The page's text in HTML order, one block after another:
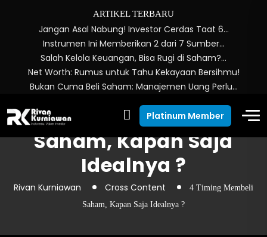
ARTIKEL TERBARU
Jangan Asal Nabung! Investor Cerdas Taat 6…
Instrumen Ini Memberikan 2 dari 7 Sumber…
Salah Kelola Keuangan, Bisa Rugi di Saham?…
Net Worth: Rumus untuk Tahu Kekayaan Bersihmu!
Bukan Cuma Beli Saham: Manajemen Uang Perlu…
Platinum Member
4 Timing Membeli
Saham, Kapan Saja
Idealnya ?
Rivan Kurniawan Cross Content
4 Timing Membeli
Saham, Kapan Saja Idealnya ?